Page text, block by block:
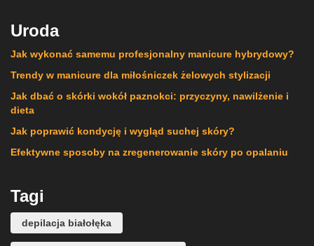
Uroda
Jak wykonać samemu profesjonalny manicure hybrydowy?
Trendy w manicure dla miłośniczek żelowych stylizacji
Jak dbać o skórki wokół paznokci: przyczyny, nawilżenie i
dieta
Jak poprawić kondycję i wygląd suchej skóry?
Efektywne sposoby na zregenerowanie skóry po opalaniu
Tagi
depilacja białołęka